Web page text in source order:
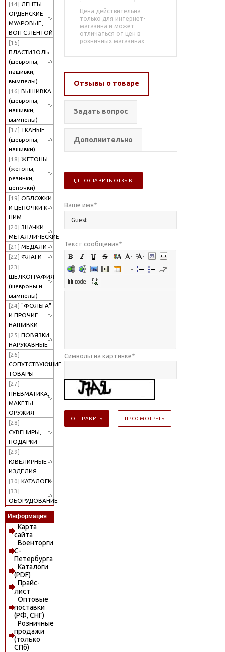
[14] ЛЕНТЫ
ОРДЕНСКИЕ
МУАРОВЫЕ,
ВОП С ЛЕНТОЙ
[15]
ПЛАСТИЗОЛЬ
(шевроны,
нашивки,
вымпелы)
[16] ВЫШИВКА
(шевроны,
нашивки,
вымпелы)
[17] ТКАНЫЕ
(шевроны,
нашивки)
[18] ЖЕТОНЫ
(жетоны,
резинки,
цепочки)
[19] ОБЛОЖКИ
И ЦЕПОЧКИ К
НИМ
[20] ЗНАЧКИ
МЕТАЛЛИЧЕСКИЕ
[21] МЕДАЛИ
[22] ФЛАГИ
[23]
ШЕЛКОГРАФИЯ
(шевроны и
вымпелы)
[24] "ФОЛЬГА"
И ПРОЧИЕ
НАШИВКИ
[25] ПОВЯЗКИ
НАРУКАВНЫЕ
[26]
СОПУТСТВУЮЩИЕ
ТОВАРЫ
[27]
ПНЕВМАТИКА,
МАКЕТЫ
ОРУЖИЯ
[28]
СУВЕНИРЫ,
ПОДАРКИ
[29]
ЮВЕЛИРНЫЕ
ИЗДЕЛИЯ
[30] КАТАЛОГИ
[33]
ОБОРУДОВАНИЕ
Информация
Карта
сайта
Военторги
С-
Петербурга
Каталоги
(PDF)
Прайс-
лист
Оптовые
поставки
(РФ, СНГ)
Розничные
продажи
(только
СПб)
Цена действительна
только для интернет-
магазина и может
отличаться от цен в
розничных магазинах
Отзывы о товаре
Задать вопрос
Дополнительно
ОСТАВИТЬ ОТЗЫВ
Ваше имя*
Текст сообщения*
Символы на картинке*